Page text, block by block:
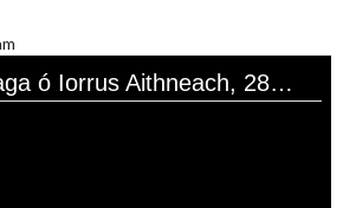
Annála Beaga ó Iorrus Aithneach, 28 Feabhra 1987